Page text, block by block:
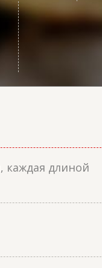
каждая длиной